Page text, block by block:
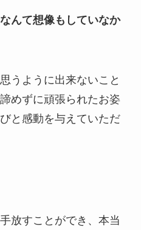
んて想像もしていなか
うように出来ないこと
めずに頑張られたお姿
と感動を与えていただ
放すことができ、本当